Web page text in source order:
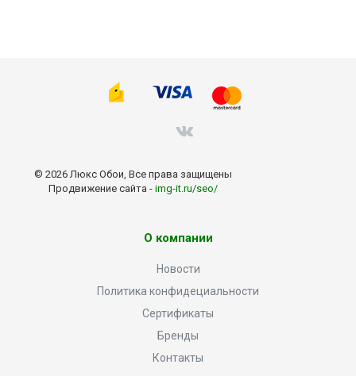
© 2026 Люкс Обои, Все права защищены
Продвижение сайта - img-it.ru/seo/
О компании
Новости
Политика конфидециальности
Сертификаты
Бренды
Контакты